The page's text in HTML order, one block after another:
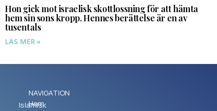
Hon gick mot israelisk skottlossning för att hämta
hem sin sons kropp. Hennes berättelse är en av
tusentals
LÄS MER »
Islamisk
NAVIGATION
Hem